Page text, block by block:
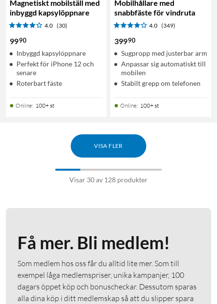
Magnetiskt mobilställ med
inbyggd kapsylöppnare
4.0 (30)
9990
Inbyggd kapsylöppnare
Perfekt för iPhone 12 och
senare
Roterbart fäste
Online: 100+ st
Mobilhållare med
snabbfäste för vindruta
4.0 (349)
39990
Sugpropp med justerbar arm
Anpassar sig automatiskt till
mobilen
Stabilt grepp om telefonen
Online: 100+ st
VISA FLER
Visar 30 av 128 produkter
Få mer. Bli medlem!
Som medlem hos oss får du alltid lite mer. Som till
exempel låga medlemspriser, unika kampanjer, 100
dagars öppet köp och bonuscheckar. Dessutom sparas
alla dina köp i ditt medlemskap så att du slipper spara